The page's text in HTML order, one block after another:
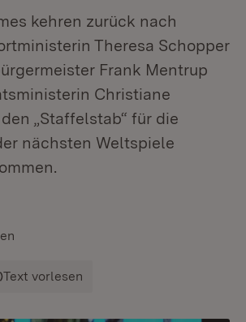
kehren zurück nach
Theresa Schopper
Frank Mentrup
Christiane
„Staffelstab“ für die
nächsten Weltspiele
Text vorlesen